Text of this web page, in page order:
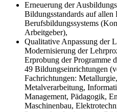
Erneuerung der
Bildungsstandards auf allen
Berufsbildungssystems
Arbeitgeber),
Qualitative Anpassung der
Modernisierung der
Erprobung der Programme
49 Bildungseinrichtungen
Fachrichtungen:
Metalverarbeitung,
Management, Pädagogik,
Maschinenbau,